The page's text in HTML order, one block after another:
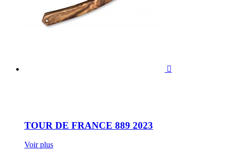

TOUR DE FRANCE 889 2023
Voir plus